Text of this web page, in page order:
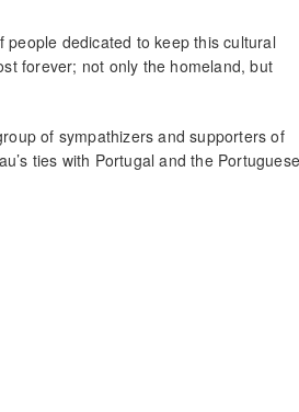
dedicated to keep this cultural
forever; not only the homeland, but
of sympathizers and supporters of
ties with Portugal and the